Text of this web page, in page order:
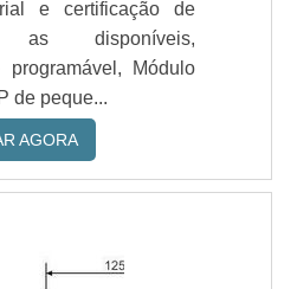
e certificação de
as disponíveis,
programável, Módulo
de peque...
AGORA